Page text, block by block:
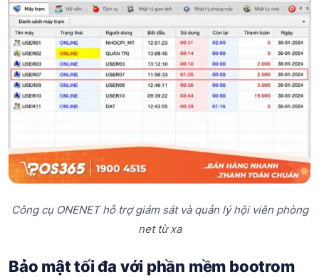
Công cụ ONENET hỗ trợ giám sát và quản lý hội viên phòng
net từ xa
Bảo mật tối đa với phần mềm bootrom